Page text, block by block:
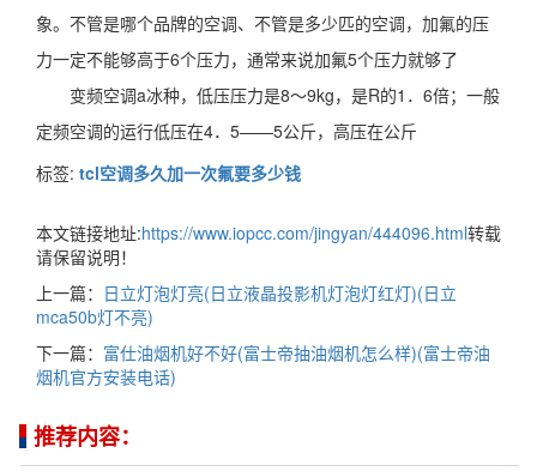
象。不管是哪个品牌的空调、不管是多少匹的空调，加氟的压
力一定不能够高于6个压力，通常来说加氟5个压力就够了
变频空调a冰种，低压压力是8～9kg，是R的1．6倍；一般
定频空调的运行低压在4．5——5公斤，高压在公斤
标签: tcl空调多久加一次氟要多少钱
本文链接地址:https://www.iopcc.com/jingyan/444096.html转载
请保留说明！
上一篇： 日立灯泡灯亮(日立液晶投影机灯泡灯红灯)(日立
mca50b灯不亮)
下一篇： 富仕油烟机好不好(富士帝抽油烟机怎么样)(富士帝油
烟机官方安装电话)
推荐内容：